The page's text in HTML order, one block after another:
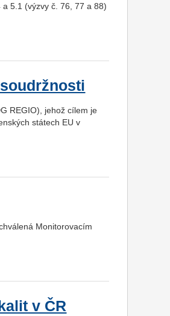
5.1 (výzvy č. 76, 77 a 88)
REGIO), jehož cílem je
státech EU v
Monitorovacím
v ČR